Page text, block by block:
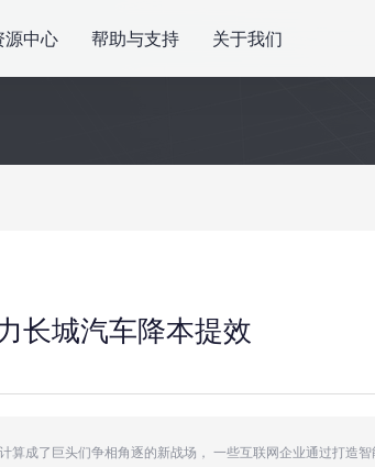
源中心 帮助与支持 关于我们
长城汽车降本提效
算成了巨头们争相角逐的新战场， 一些互联网企业通过打造